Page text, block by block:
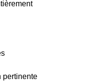
pertinente